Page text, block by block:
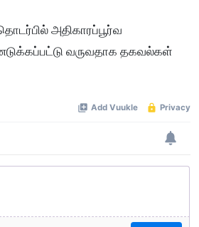
அதிகாரப்பூர்வ
வருவதாக தகவல்கள்